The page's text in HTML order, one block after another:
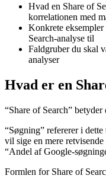
Hvad en Share of
korrelationen med
Konkrete
Search-analyse til
Faldgruber du skal
analyser
Hvad er en
“Share of Search”
“Søgning” refererer i
vil sige en mere
“Andel af Google-
Formlen for Share of